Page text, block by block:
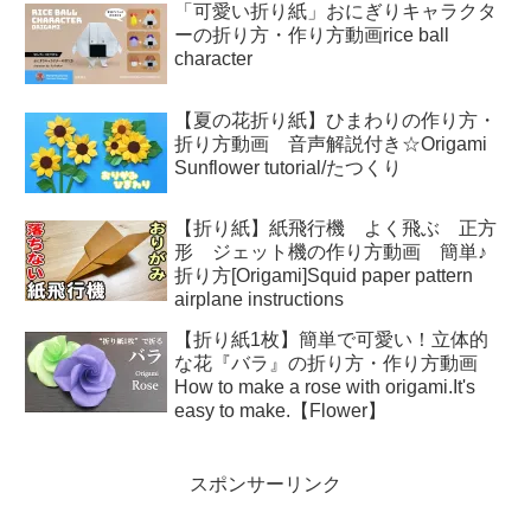
「可愛い折り紙」おにぎりキャラクタ
ーの折り方・作り方動画rice ball
character
【夏の花折り紙】ひまわりの作り方・
折り方動画 音声解説付き☆Origami
Sunflower tutorial/たつくり
【折り紙】紙飛行機 よく飛ぶ 正方
形 ジェット機の作り方動画 簡単♪
折り方[Origami]Squid paper pattern
airplane instructions
【折り紙1枚】簡単で可愛い！立体的
な花『バラ』の折り方・作り方動画
How to make a rose with origami.It's
easy to make.【Flower】
スポンサーリンク